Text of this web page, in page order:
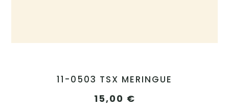
11-0503 TSX MERINGUE
15,00 €